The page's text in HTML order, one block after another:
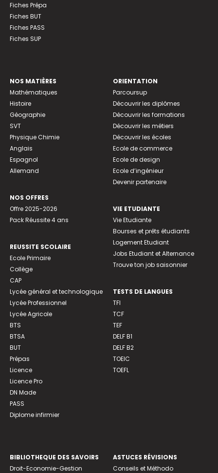
Fiches Prépa
Fiches BUT
Fiches PASS
Fiches SUP
NOS MATIÈRES
Mathématiques
Histoire
Géographie
SVT
Physique Chimie
Anglais
Espagnol
Allemand
NOS OFFRES
Offre 2025-2026
Pack Réussite 4 ans
REUSSITE SCOLAIRE
Ecole Primaire
Collège
CAP
Lycée général et technologique
Lycée Professionnel
Lycée Agricole
BTS
BTSA
BUT
Prépas
Licence
Licence Pro
DN Made
PASS
Diplome infirmier
ORIENTATION
Parcoursup
Découvrir les diplômes
Découvrir les formations
Découvrir les métiers
Découvrir les écoles
Ecole de commerce
Ecole de design
Ecole d’ingénieur
Devenir partenaire
VIE ETUDIANTE
Vie Etudiante
Bourses et prêts étudiants
Logement Etudiant
Jobs Etudiant et Alternance
Trouve ton job saisonnier
TESTS DE LANGUES
TFI
TCF
TEF
DELF B1
DELF B2
TOEIC
TOEFL
BIBLIOTHEQUE DES SAVOIRS
Droit-Economie-Gestion
ASTUCES RÉVISIONS
Conseils et Méthodo